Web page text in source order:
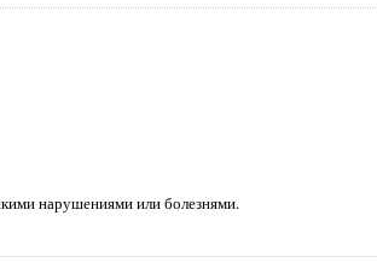
нарушениями или болезнями.